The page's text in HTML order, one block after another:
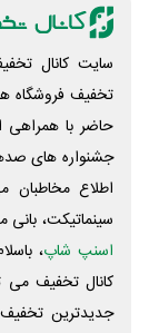
سایت کانال
تخفیف فروشگاه
حاضر با همراهی
جشنواره های
اطلاع مخاطبان
سینماتیکت، بانی
اسنپ شاپ،
کانال تخفیف می
جدیدترین تخفیف